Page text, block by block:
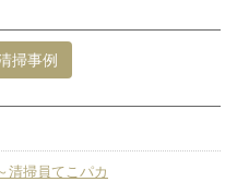
掃事例
清掃員てこパカ